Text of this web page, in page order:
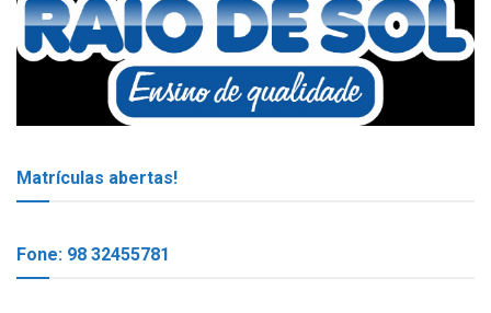
Matrículas abertas!
Fone: 98 32455781